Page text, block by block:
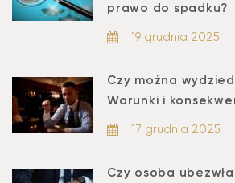
prawo do spadku?
19 grudnia 2025
Czy można
Warunki i
17 grudnia 2025
Czy osoba